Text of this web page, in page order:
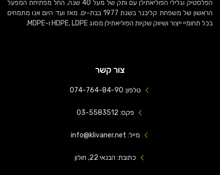
הפלסטיק וגלילי הפוליאתילן עם ותק של מעל 40 שנה, החל מפתיחת המפעל
הראשון של משפחת קליבנר בשנת 1977 בבת-ים. מאז ועד היום אנו מתמחים
בכל תחומיי ייצור ושיווק שקיות הפוליאתילן מסוג HDPE, LDPE ו-MDPE.
צור קשר
טלפון: 074-764-84-90
פקס: 03-5583512
מייל: info@klivaner.net
כתובת: הבנאי 22, חולון